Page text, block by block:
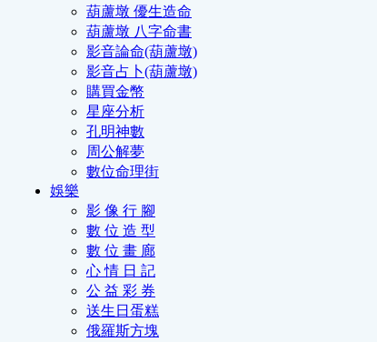
葫蘆墩 優生造命
葫蘆墩 八字命書
影音論命(葫蘆墩)
影音占卜(葫蘆墩)
購買金幣
星座分析
孔明神數
周公解夢
數位命理街
娛樂
影 像 行 腳
數 位 造 型
數 位 畫 廊
心 情 日 記
公 益 彩 券
送生日蛋糕
俄羅斯方塊